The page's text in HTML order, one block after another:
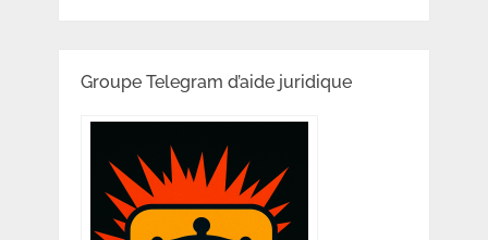
Groupe Telegram d’aide juridique